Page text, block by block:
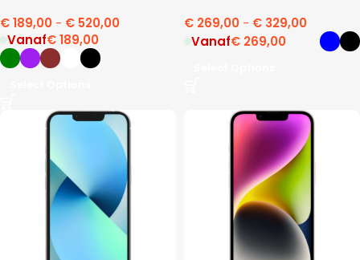
€189,00 - € 520,00
Vanaf€189,00
€ 269,00 - € 329,00
Vanaf€ 269,00